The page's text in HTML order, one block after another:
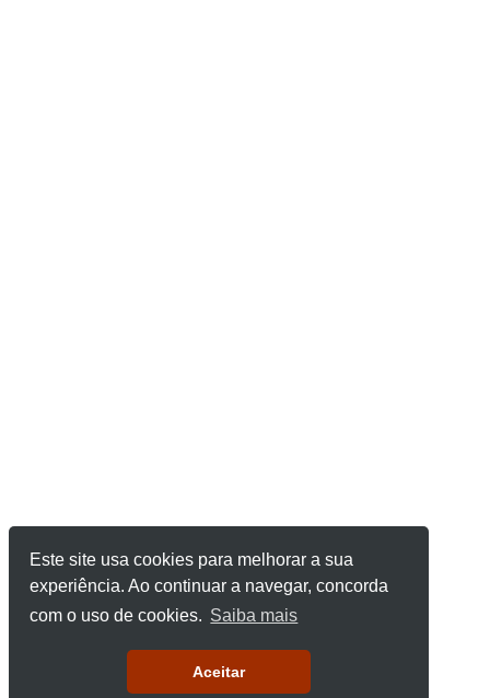
Este site usa cookies para melhorar a sua
experiência. Ao continuar a navegar, concorda
com o uso de cookies. Saiba mais
Aceitar